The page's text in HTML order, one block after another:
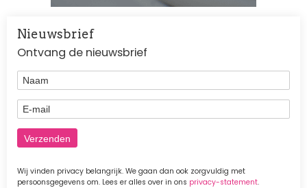
Nieuwsbrief
Ontvang de nieuwsbrief
Naam
E-mail
Wij vinden privacy belangrijk. We gaan dan ook zorgvuldig met
persoonsgegevens om. Lees er alles over in ons privacy-statement.